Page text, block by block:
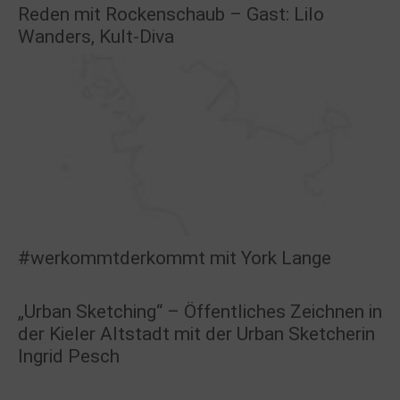
Reden mit Rockenschaub – Gast: Lilo
Wanders, Kult-Diva
#werkommtderkommt mit York Lange
„Urban Sketching“ – Öffentliches Zeichnen in
der Kieler Altstadt mit der Urban Sketcherin
Ingrid Pesch